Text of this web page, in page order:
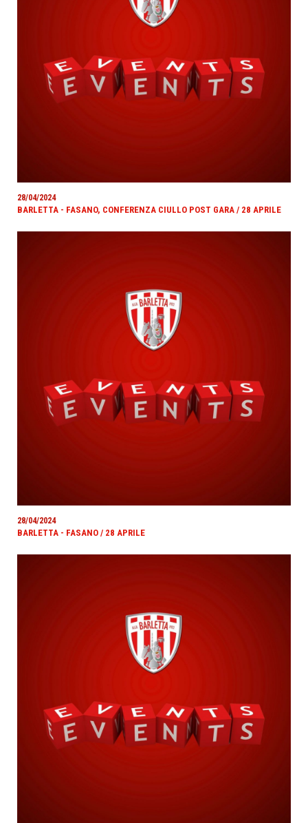
28/04/2024
BARLETTA - FASANO, CONFERENZA CIULLO POST GARA / 28 APRILE
28/04/2024
BARLETTA - FASANO / 28 APRILE